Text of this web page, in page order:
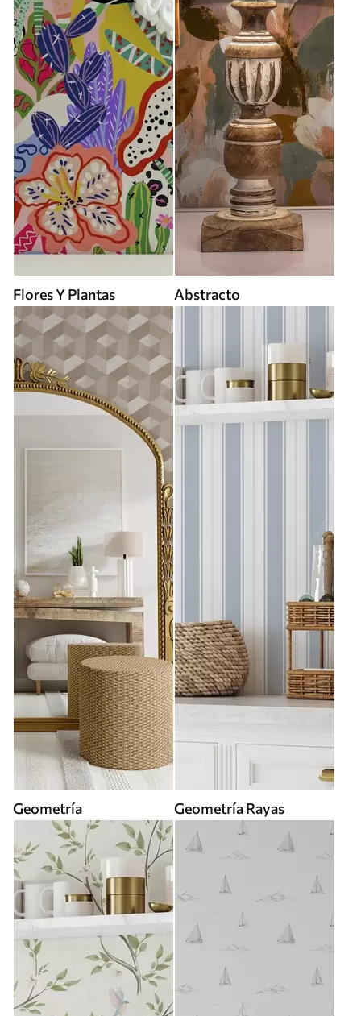
Flores Y Plantas Abstracto
Geometría Geometría Rayas